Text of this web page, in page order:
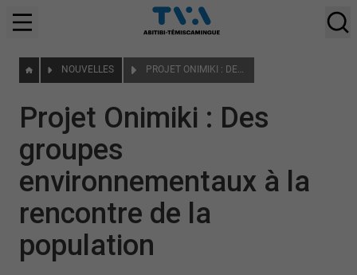
NOUVELLES PROJET ONIMIKI : DES GROUPES ENVIRONNEMENTAUX À LA RENCONTRE DE LA POPULATION
Projet Onimiki : Des
groupes
environnementaux à la
rencontre de la
population